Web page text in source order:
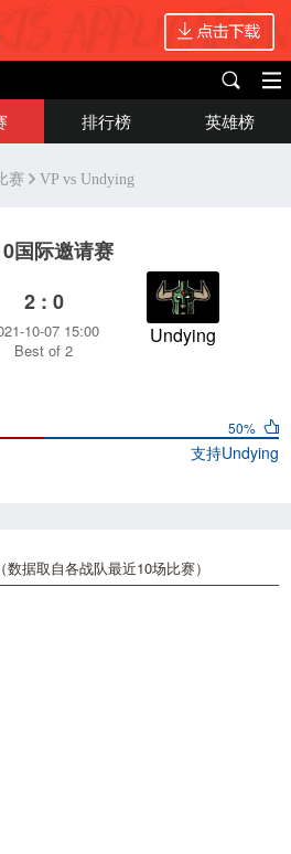
排行榜 英雄榜
赛 VP vs Undying
国际邀请赛
2 : 0
10-07 15:00
Best of 2
Undying
50%
支持Undying
数据取自各战队最近10场比赛）